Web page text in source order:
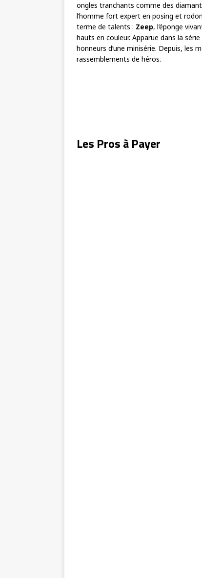
ongles tranchants comme des
l’homme fort expert en posing et
terme de talents : Zeep, l’éponge
hauts en couleur. Apparue dans la
honneurs d’une minisérie. Depuis, les
rassemblements de héros.
Les Pros à Payer